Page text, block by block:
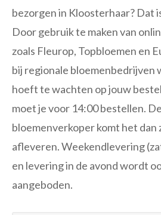
bezorgen in Kloosterhaar? Dat
Door gebruik te maken van
zoals Fleurop, Topbloemen en
bij regionale bloemenbedrijven
hoeft te wachten op jouw
moet je voor 14:00 bestellen.
bloemenverkoper komt het dan
afleveren. Weekendlevering
en levering in de avond wordt
aangeboden.